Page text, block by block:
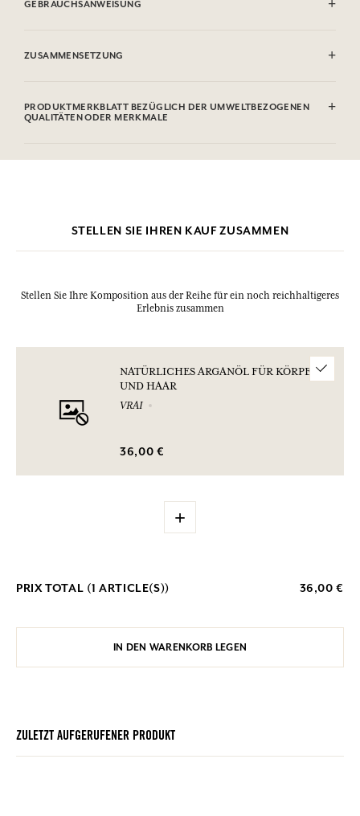
GEBRAUCHSANWEISUNG
ZUSAMMENSETZUNG
Alphalsomethyl Ionone, Citral, Benzyl Salicylate, Eugenol, Geraniol.
Diese Liste kann Änderungen unterzogen werden, bitte sehen Sie die
PRODUKTMERKBLATT BEZÜGLICH DER UMWELTBEZOGENEN
QUALITÄTEN ODER MERKMALE
Bitte konsultieren Sie die Umweltqualitäten oder -merkmale, indem
STELLEN SIE IHREN KAUF ZUSAMMEN
Stellen Sie Ihre Komposition aus der Reihe für ein noch reichhaltigeres
Erlebnis zusammen
NATÜRLICHES ARGANÖL FÜR KÖRPER
UND HAAR
VRAI
36,00 €
+
PRIX TOTAL (1 ARTICLE(S)) 36,00 €
IN DEN WARENKORB LEGEN
ZULETZT AUFGERUFENER PRODUKT